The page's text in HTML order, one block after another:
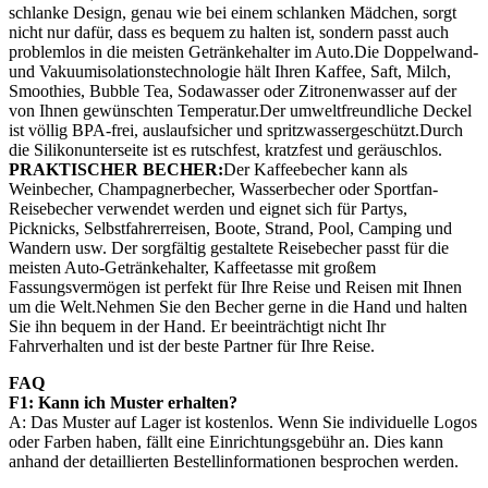
schlanke Design, genau wie bei einem schlanken Mädchen, sorgt
nicht nur dafür, dass es bequem zu halten ist, sondern passt auch
problemlos in die meisten Getränkehalter im Auto.Die Doppelwand-
und Vakuumisolationstechnologie hält Ihren Kaffee, Saft, Milch,
Smoothies, Bubble Tea, Sodawasser oder Zitronenwasser auf der
von Ihnen gewünschten Temperatur.Der umweltfreundliche Deckel
ist völlig BPA-frei, auslaufsicher und spritzwassergeschützt.Durch
die Silikonunterseite ist es rutschfest, kratzfest und geräuschlos.
PRAKTISCHER BECHER:Der Kaffeebecher kann als
Weinbecher, Champagnerbecher, Wasserbecher oder Sportfan-
Reisebecher verwendet werden und eignet sich für Partys,
Picknicks, Selbstfahrerreisen, Boote, Strand, Pool, Camping und
Wandern usw. Der sorgfältig gestaltete Reisebecher passt für die
meisten Auto-Getränkehalter, Kaffeetasse mit großem
Fassungsvermögen ist perfekt für Ihre Reise und Reisen mit Ihnen
um die Welt.Nehmen Sie den Becher gerne in die Hand und halten
Sie ihn bequem in der Hand. Er beeinträchtigt nicht Ihr
Fahrverhalten und ist der beste Partner für Ihre Reise.
FAQ
F1: Kann ich Muster erhalten?
A: Das Muster auf Lager ist kostenlos. Wenn Sie individuelle Logos
oder Farben haben, fällt eine Einrichtungsgebühr an. Dies kann
anhand der detaillierten Bestellinformationen besprochen werden.